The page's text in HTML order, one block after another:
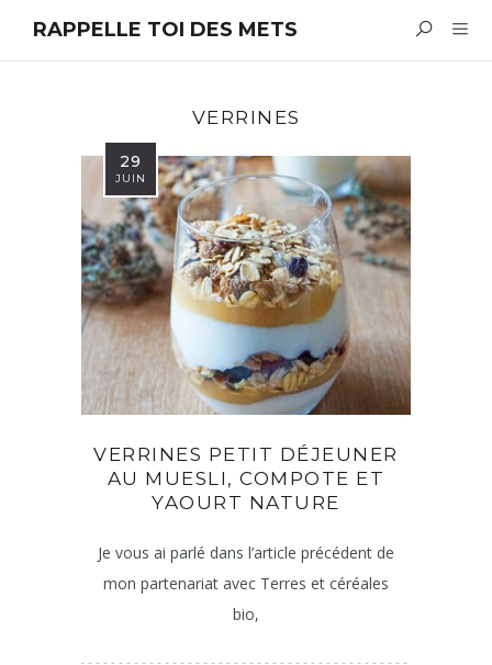
RAPPELLE TOI DES METS
VERRINES
29
JUIN
VERRINES PETIT DÉJEUNER
AU MUESLI, COMPOTE ET
YAOURT NATURE
Je vous ai parlé dans l’article précédent de
mon partenariat avec Terres et céréales
bio,